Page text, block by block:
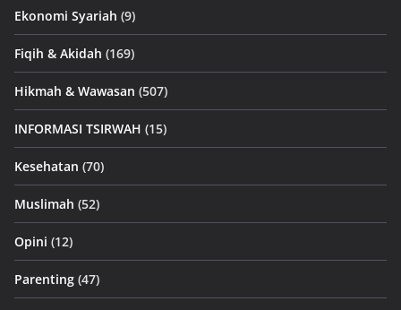
Ekonomi Syariah (9)
Fiqih & Akidah (169)
Hikmah & Wawasan (507)
INFORMASI TSIRWAH (15)
Kesehatan (70)
Muslimah (52)
Opini (12)
Parenting (47)